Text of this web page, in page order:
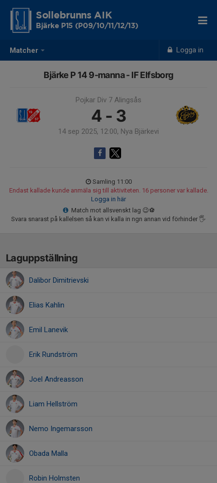
Matcher Logga in
Sollebrunns AIK
Bjärke P15 (P09/10/11/12/13)
Bjärke P 14 9-manna - IF Elfsborg
Pojkar Div 7 Alingsås
4 - 3
14 sep 2025, 12:00, Nya Bjärkevi
Samling 11:00
Endast kallade kunde anmäla sig till aktiviteten. 16 personer var kallade.
Logga in här
Match mot allsvenskt lag 😉⚽
Svara snarast på kallelsen så kan vi kalla in ngn annan vid förhinder 🖐️
Laguppställning
Dalibor Dimitrievski
Elias Kahlin
Emil Lanevik
Erik Rundström
Joel Andreasson
Liam Hellström
Nemo Ingemarsson
Obada Malla
Robin Holmsten